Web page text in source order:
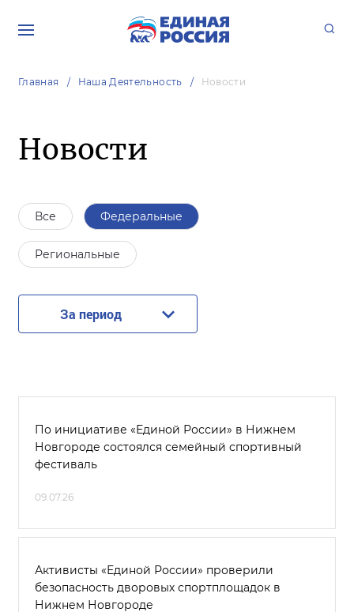
Главная Наша Деятельность Новости
Новости
Все Федеральные
Региональные
За период
По инициативе «Единой России» в Нижнем
Новгороде состоялся семейный спортивный
фестиваль
09.07.26
Активисты «Единой России» проверили
безопасность дворовых спортплощадок в
Нижнем Новгороде